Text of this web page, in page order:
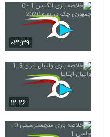
۰۳:۳۹
۱۲:۲۶